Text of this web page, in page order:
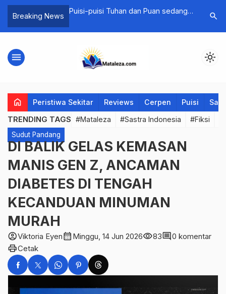
Breaking News
Puisi-puisi Tuhan dan Puan sedang
Kita, Tentang Jalan
32
dan
search
menu light_mode
home Peristiwa Sekitar Reviews Cerpen Puisi
TRENDING TAGS #Mataleza #Sastra Indonesia #Fiksi
Sudut Pandang
DI BALIK GELAS KEMASAN
MANIS GEN Z, ANCAMAN
DIABETES DI TENGAH
KECANDUAN MINUMAN
MURAH
account_circleViktoria Eyencalendar_month Minggu, 14 Jun 2026visibility83comment0 komentar
printCetak